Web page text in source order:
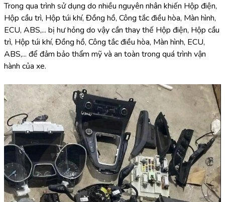
Trong qua trình sử dụng do nhiều nguyên nhân khiến Hộp điện,
Hộp cầu trì, Hộp túi khí, Đồng hồ, Công tắc điều hòa, Màn hình,
ECU, ABS,... bị hư hỏng do vậy cần thay thế Hộp điện, Hộp cầu
trì, Hộp túi khí, Đồng hồ, Công tắc điều hòa, Màn hình, ECU,
ABS,... để đảm bảo thẩm mỹ và an toàn trong quá trình vận
hành của xe.